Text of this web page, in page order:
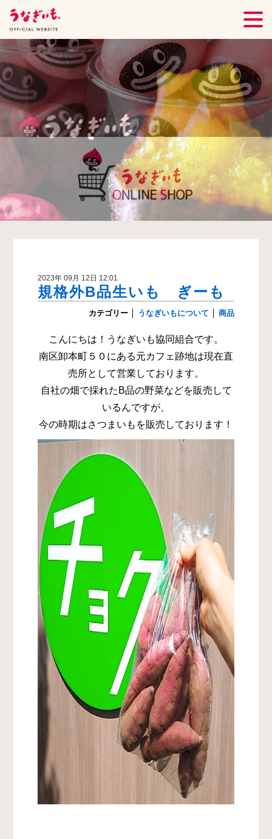
2023年 09月 12日 12:01
規格外B品生いも ぎーも
カテゴリー うなぎいもについて 商品
こんにちは！うなぎいも協同組合です。
南区卸本町５０にある元カフェ跡地は現在直
売所として営業しております。
自社の畑で採れたB品の野菜などを販売して
いるんですが、
今の時期はさつまいもを販売しております！